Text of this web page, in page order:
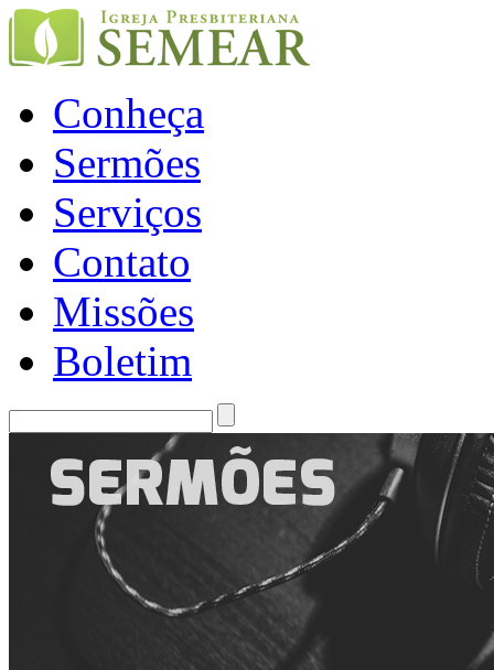
Conheça
Sermões
Serviços
Contato
Missões
Boletim